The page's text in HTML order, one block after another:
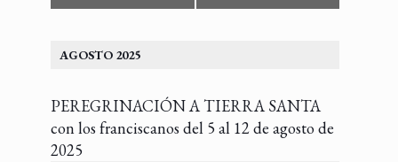
AGOSTO 2025
PEREGRINACIÓN A TIERRA SANTA
con los franciscanos del 5 al 12 de agosto de
2025